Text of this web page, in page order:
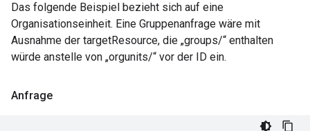
Das folgende Beispiel bezieht sich auf eine
Organisationseinheit. Eine Gruppenanfrage wäre mit
Ausnahme der targetResource, die „groups/“ enthalten
würde anstelle von „orgunits/“ vor der ID ein.
Anfrage